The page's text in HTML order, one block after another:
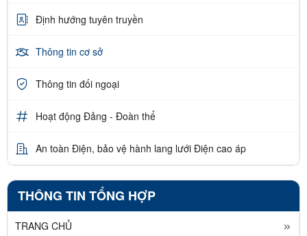
Định hướng tuyên truyền
Thông tin cơ sở
Thông tin đối ngoại
Hoạt động Đảng - Đoàn thể
An toàn Điện, bảo vệ hành lang lưới Điện cao áp
THÔNG TIN TỔNG HỢP
TRANG CHỦ